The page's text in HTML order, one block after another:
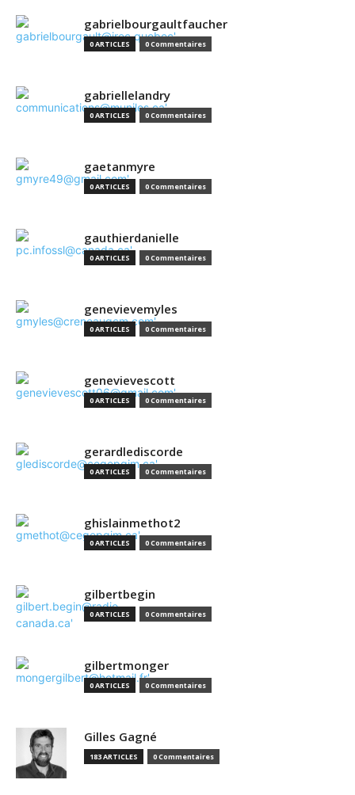
gabrielbourgaultfaucher
0 ARTICLES 0 Commentaires
gabriellelandry
0 ARTICLES 0 Commentaires
gaetanmyre
0 ARTICLES 0 Commentaires
gauthierdanielle
0 ARTICLES 0 Commentaires
genevievemyles
0 ARTICLES 0 Commentaires
genevievescott
0 ARTICLES 0 Commentaires
gerardlediscorde
0 ARTICLES 0 Commentaires
ghislainmethot2
0 ARTICLES 0 Commentaires
gilbertbegin
0 ARTICLES 0 Commentaires
gilbertmonger
0 ARTICLES 0 Commentaires
Gilles Gagné
183 ARTICLES 0 Commentaires